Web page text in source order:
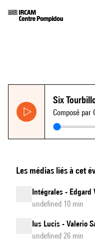
Six
Composé par
Les médias liés à cet
Intégrales - Edgard
undefined 10 min
Ius Lucis - Valerio
undefined 26 min